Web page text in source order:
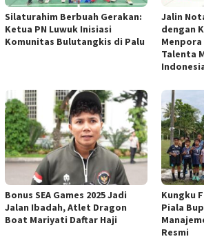
Silaturahim Berbuah Gerakan:
Ketua PN Luwuk Inisiasi
Komunitas Bulutangkis di Palu
Jalin
dengan
Menpora
Talenta
Bonus SEA Games 2025 Jadi
Jalan Ibadah, Atlet Dragon
Boat Mariyati Daftar Haji
Kungku
Piala
Resmi